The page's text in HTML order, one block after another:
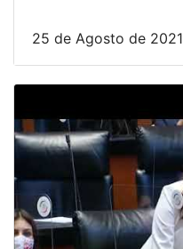
25 de Agosto de 2021